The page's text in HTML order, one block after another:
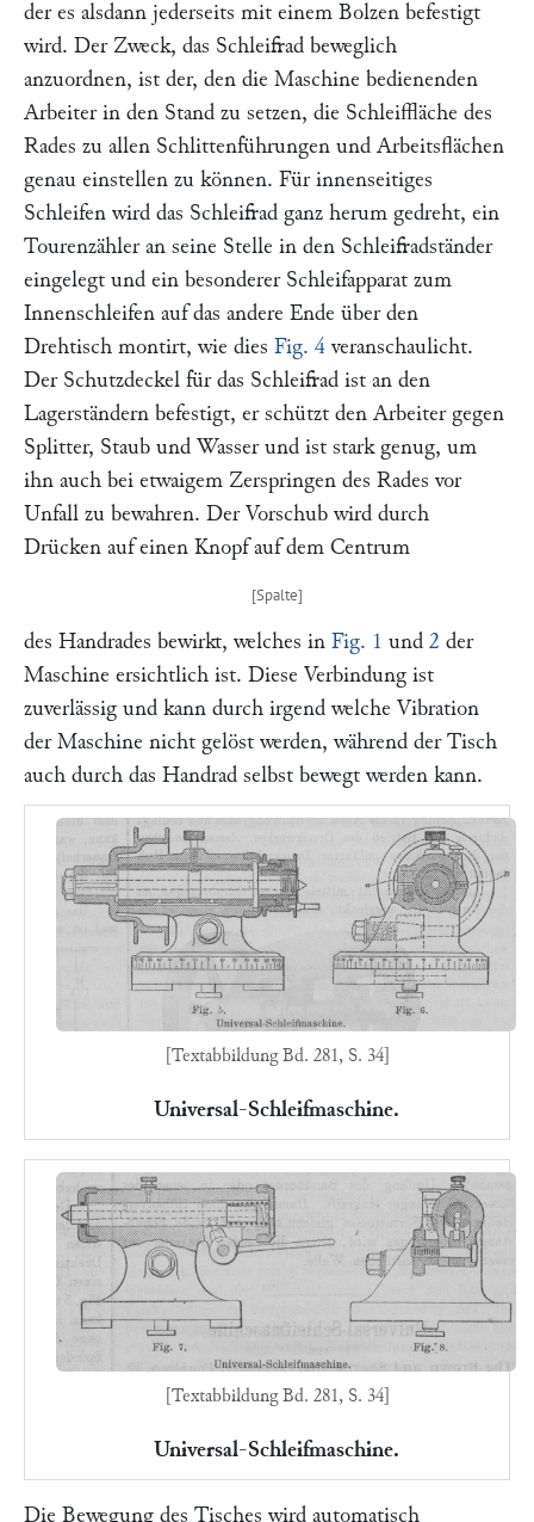
der es alsdann jederseits mit einem Bolzen befestigt
wird. Der Zweck, das Schleifrad beweglich
anzuordnen, ist der, den die Maschine bedienenden
Arbeiter in den Stand zu setzen, die Schleiffläche des
Rades zu allen Schlittenführungen und Arbeitsflächen
genau einstellen zu können. Für innenseitiges
Schleifen wird das Schleifrad ganz herum gedreht, ein
Tourenzähler an seine Stelle in den Schleifradständer
eingelegt und ein besonderer Schleifapparat zum
Innenschleifen auf das andere Ende über den
Drehtisch montirt, wie dies Fig. 4 veranschaulicht.
Der Schutzdeckel für das Schleifrad ist an den
Lagerständern befestigt, er schützt den Arbeiter gegen
Splitter, Staub und Wasser und ist stark genug, um
ihn auch bei etwaigem Zerspringen des Rades vor
Unfall zu bewahren. Der Vorschub wird durch
Drücken auf einen Knopf auf dem Centrum
des Handrades bewirkt, welches in Fig. 1 und 2 der
Maschine ersichtlich ist. Diese Verbindung ist
zuverlässig und kann durch irgend welche Vibration
der Maschine nicht gelöst werden, während der Tisch
auch durch das Handrad selbst bewegt werden kann.
[Textabbildung Bd. 281, S. 34]
Universal-Schleifmaschine.
[Textabbildung Bd. 281, S. 34]
Universal-Schleifmaschine.
Die Bewegung des Tisches wird automatisch